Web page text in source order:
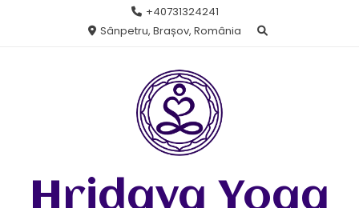
+40731324241
Sânpetru, Brașov, România
Hridaya Yoga